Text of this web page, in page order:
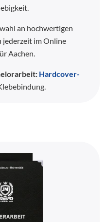
an hochwertigen
jederzeit im Online
Aachen.
Hardcover-